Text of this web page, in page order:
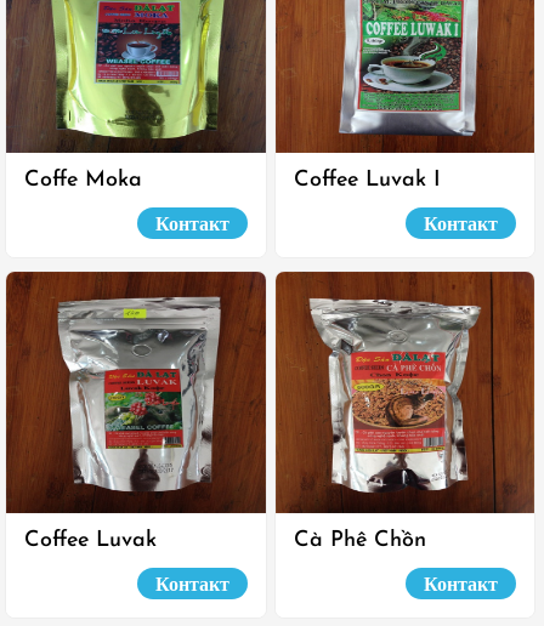
Coffe Moka
Контакт
Coffee Luvak I
Контакт
Coffee Luvak
Контакт
Cà Phê Chồn
Контакт